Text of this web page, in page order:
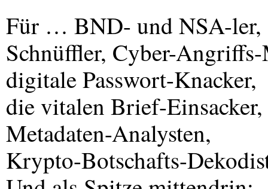
Für … BND- undNSA-ler,
Schnüffler, Cyber-
digitale Passwort-Knacker,
die vitalen Brief-Einsacker,
Metadaten-Analysten,
Krypto-Botschafts-